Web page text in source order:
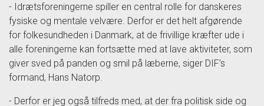
- Idrætsforeningerne spiller en central rolle for danskeres
fysiske og mentale velvære. Derfor er det helt afgørende
for folkesundheden i Danmark, at de frivillige kræfter ude i
alle foreningerne kan fortsætte med at lave aktiviteter, som
giver sved på panden og smil på læberne, siger DIF’s
formand, Hans Natorp.
- Derfor er jeg også tilfreds med, at der fra politisk side og